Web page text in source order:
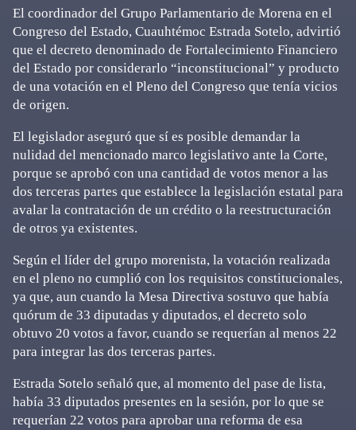
El coordinador del Grupo Parlamentario de Morena en el
Congreso del Estado, Cuauhtémoc Estrada Sotelo, advirtió
que el decreto denominado de Fortalecimiento Financiero
del Estado por considerarlo “inconstitucional” y producto
de una votación en el Pleno del Congreso que tenía vicios
de origen.
El legislador aseguró que sí es posible demandar la
nulidad del mencionado marco legislativo ante la Corte,
porque se aprobó con una cantidad de votos menor a las
dos terceras partes que establece la legislación estatal para
avalar la contratación de un crédito o la reestructuración
de otros ya existentes.
Según el líder del grupo morenista, la votación realizada
en el pleno no cumplió con los requisitos constitucionales,
ya que, aun cuando la Mesa Directiva sostuvo que había
quórum de 33 diputadas y diputados, el decreto solo
obtuvo 20 votos a favor, cuando se requerían al menos 22
para integrar las dos terceras partes.
Estrada Sotelo señaló que, al momento del pase de lista,
había 33 diputados presentes en la sesión, por lo que se
requerían 22 votos para aprobar una reforma de esa